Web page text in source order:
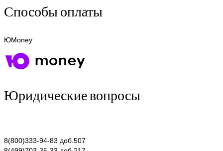
Способы оплаты
ЮMoney
Юридические вопросы
8(800)333-94-83 доб.507